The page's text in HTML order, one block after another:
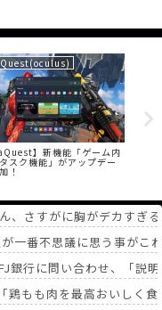
】新機能「ゲーム内
スク機能」がアップデー
！
、さすがに胸がデカすぎる
一番不思議に思う事がこ
銀行に問い合わせ、「
鶏もも肉を最高おいしく